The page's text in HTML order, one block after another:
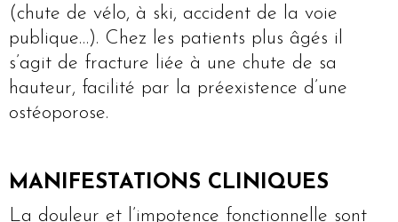
(chute de vélo, à ski, accident de la voie
publique…). Chez les patients plus âgés il
s’agit de fracture liée à une chute de sa
hauteur, facilité par la préexistence d’une
ostéoporose.
MANIFESTATIONS CLINIQUES
La douleur et l’impotence fonctionnelle sont